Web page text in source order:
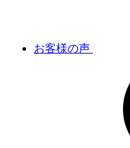
お客様の声